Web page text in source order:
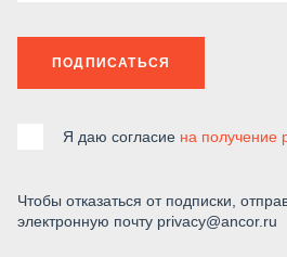
ПОДПИСАТЬСЯ
Я даю согласие на получение
Чтобы отказаться от подписки,
электронную почту privacy@ancor.ru